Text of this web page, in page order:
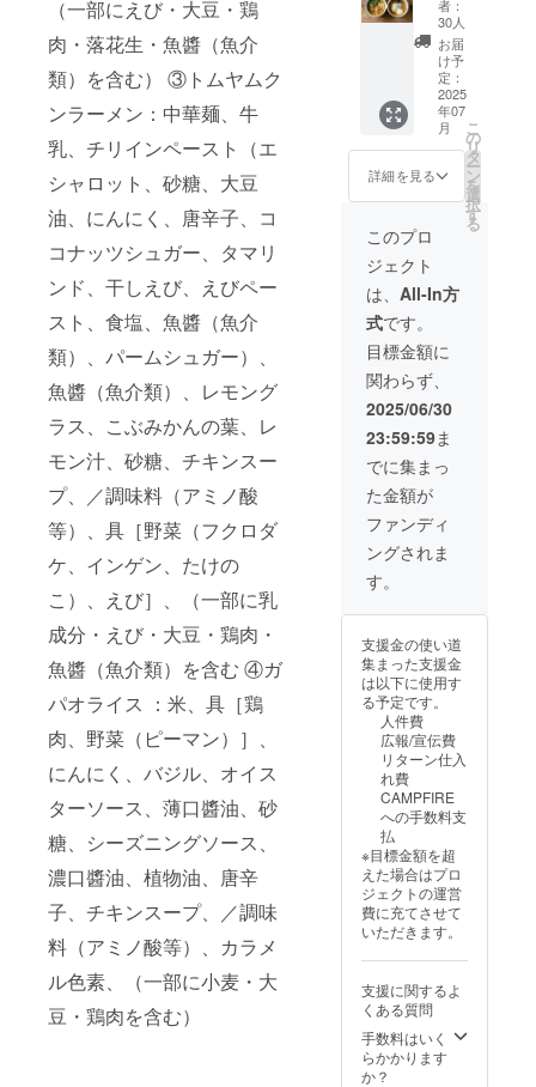
（一部にえび・大豆・鶏
肉・落花生・魚醬（魚介
類）を含む） ③トムヤムク
ンラーメン：中華麺、牛
乳、チリインペースト（エ
シャロット、砂糖、大豆
油、にんにく、唐辛子、コ
コナッツシュガー、タマリ
ンド、干しえび、えびペー
スト、食塩、魚醬（魚介
類）、パームシュガー）、
魚醬（魚介類）、レモング
ラス、こぶみかんの葉、レ
モン汁、砂糖、チキンスー
プ、／調味料（アミノ酸
等）、具［野菜（フクロダ
ケ、インゲン、たけの
こ）、えび］、（一部に乳
成分・えび・大豆・鶏肉・
魚醬（魚介類）を含む ④ガ
パオライス ：米、具［鶏
肉、野菜（ピーマン）］、
にんにく、バジル、オイス
ターソース、薄口醬油、砂
糖、シーズニングソース、
濃口醬油、植物油、唐辛
子、チキンスープ、／調味
料（アミノ酸等）、カラメ
ル色素、（一部に小麦・大
豆・鶏肉を含む）
※原材料
及び添
加物等
の食品
表示は
お届け
商品の
ラベル
に表記
されま
す。 商
品開封
前には
必ずお
届けの
リター
ンに貼
付され
たラベ
ルや注
意書き
をご確
認下さ
い。
さいま
せ
（https:
//www.c
hantme
al.co.jp
） ※原
材料及
び添加
物等の
食品表
示はお
届け商
品のラ
ベルに
表記さ
れま
す。 商
品開封
前には
必ずお
届けの
リター
ンに貼
付され
たラベ
ルや注
意書き
をご確
認くだ
子とニ
ラのス
タミナ
なべ ・
山椒香
る牛と
ときた
まご ※
種類は
変わる
があり
ます。
※クラフ
トスー
プの原
材料
は、HP
をご確
認くだ
さいま
せ
（https:
//www.c
hantme
al.co.jp
） ※原
材料及
び添加
届け商
品のラ
ベルに
表記さ
れま
す。 商
品開封
必ずお
届けの
ンに貼
付され
たラベ
ルや注
意書き
認くだ
さい。
さい
必ずお
届けの
リター
ンに貼
付され
たラベ
ルや注
意書き
をご確
して下
さい。
※具材の
種類は
変わる
可能性
があり
ます。
※原材料
の食品
表示は
お届け
商品の
ラベル
に表記
されま
す。 商
品開封
前には
必ずお
届けの
リター
ンに貼
付され
たラベ
ルや注
意書き
さい
レー食
べ比べ
セット6
個＞ ・
里芋と
チーズ
のカ
レー ・
丹波地
鶏と山
椒のカ
レー ・
京都産
ハバネ
ロカ
レー ・
京風牛
すじカ
レー ・
グリー
ンカ
レー ・
マッサ
マンカ
レー
CHANT
MEAL
のカ
レーの
ト。今
商品を
含め、
全部で6
商品を
食べ比
べ頂け
ます。
格より
5％引き
なセッ
トに
なって
おりま
す。 ※
新商品
料につ
いては
本文を
参考に
して下
者：
30人
お届
け予
定：
2025
年07
月
詳細を見る
こ
の
リ
タ
ー
ン
を
選
択
す
る
このプロ
ジェクト
は、 All-In方
式です。
目標金額に
関わらず、
2025/06/30
23:59:59ま
でに集まっ
た金額が
ファンディ
ングされま
す。
支援金の使い道
集まった支援金
は以下に使用す
る予定です。
人件費
広報/宣伝費
リターン仕入
れ費
CAMPFIRE
への手数料支
払
※目標金額を超
えた場合はプロ
ジェクトの運営
費に充てさせて
いただきます。
支援に関するよ
くある質問
手数料はいく
らかかります
か？